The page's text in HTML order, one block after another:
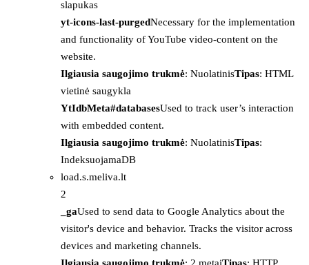
slapukas
yt-icons-last-purgedNecessary for the implementation
and functionality of YouTube video-content on the
website.
Ilgiausia saugojimo trukmė: NuolatinisTipas: HTML
vietinė saugykla
YtIdbMeta#databasesUsed to track user’s interaction
with embedded content.
Ilgiausia saugojimo trukmė: NuolatinisTipas:
IndeksuojamaDB
load.s.meliva.lt
2
_gaUsed to send data to Google Analytics about the
visitor's device and behavior. Tracks the visitor across
devices and marketing channels.
Ilgiausia saugojimo trukmė: 2 metaiTipas: HTTP